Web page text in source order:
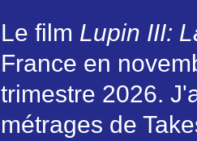
Le film Lupin III:
France en
trimestre 2026.
métrages de